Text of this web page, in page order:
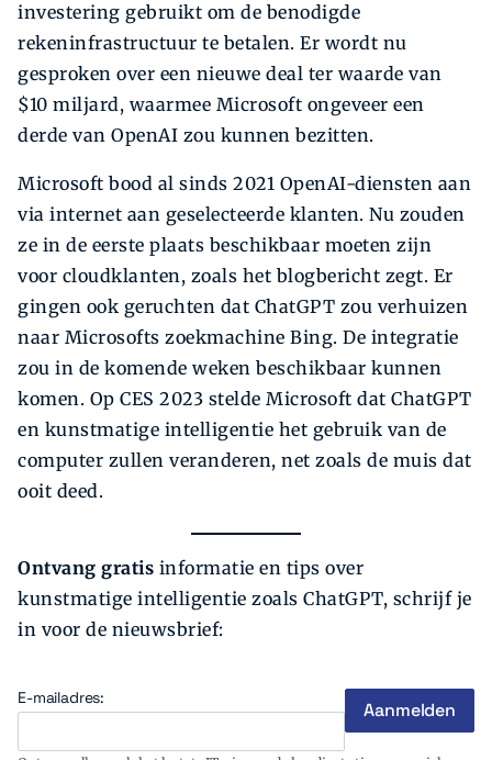
investering gebruikt om de benodigde
rekeninfrastructuur te betalen. Er wordt nu
gesproken over een nieuwe deal ter waarde van
$10 miljard, waarmee Microsoft ongeveer een
derde van OpenAI zou kunnen bezitten.
Microsoft bood al sinds 2021 OpenAI-diensten aan
via internet aan geselecteerde klanten. Nu zouden
ze in de eerste plaats beschikbaar moeten zijn
voor cloudklanten, zoals het blogbericht zegt. Er
gingen ook geruchten dat ChatGPT zou verhuizen
naar Microsofts zoekmachine Bing. De integratie
zou in de komende weken beschikbaar kunnen
komen. Op CES 2023 stelde Microsoft dat ChatGPT
en kunstmatige intelligentie het gebruik van de
computer zullen veranderen, net zoals de muis dat
ooit deed.
Ontvang gratis informatie en tips over
kunstmatige intelligentie zoals ChatGPT, schrijf je
in voor de nieuwsbrief:
E-mailadres: